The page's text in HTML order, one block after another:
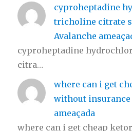
cyproheptadine
tricholine citrate
Avalanche
cyproheptadine
citra…
where can i get
without insurance
ameaçada
where can i get cheap